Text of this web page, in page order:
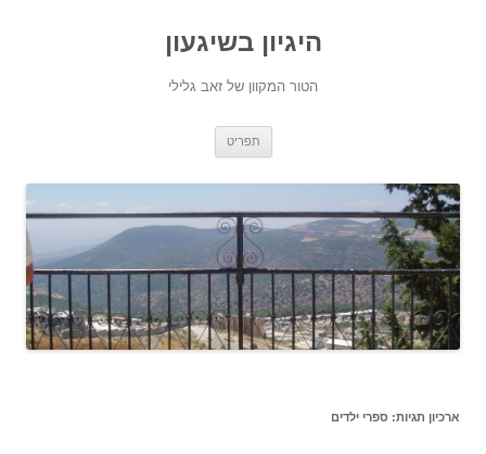
היגיון בשיגעון
הטור המקוון של זאב גלילי
תפריט
ארכיון תגיות: ספרי ילדים